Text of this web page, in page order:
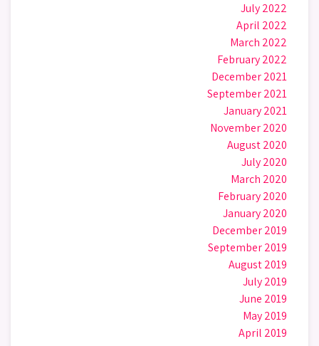
July 2022
April 2022
March 2022
February 2022
December 2021
September 2021
January 2021
November 2020
August 2020
July 2020
March 2020
February 2020
January 2020
December 2019
September 2019
August 2019
July 2019
June 2019
May 2019
April 2019